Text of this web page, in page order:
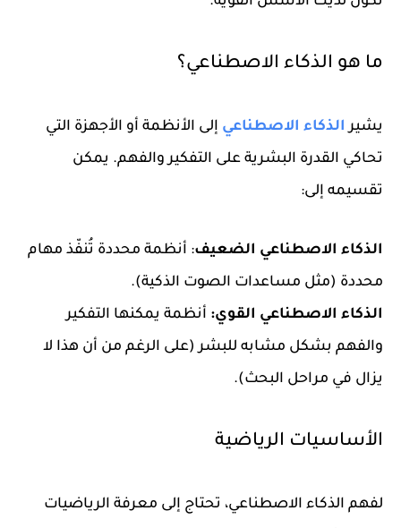
ما هو الذكاء الاصطناعي؟
يشير الذكاء الاصطناعي إلى الأنظمة أو الأجهزة التي
تحاكي القدرة البشرية على التفكير والفهم. يمكن
تقسيمه إلى:
الذكاء الاصطناعي الضعيف: أنظمة محددة تُنفّذ مهام
محددة (مثل مساعدات الصوت الذكية).
الذكاء الاصطناعي القوي: أنظمة يمكنها التفكير
والفهم بشكل مشابه للبشر (على الرغم من أن هذا لا
يزال في مراحل البحث).
الأساسيات الرياضية
لفهم الذكاء الاصطناعي، تحتاج إلى معرفة الرياضيات